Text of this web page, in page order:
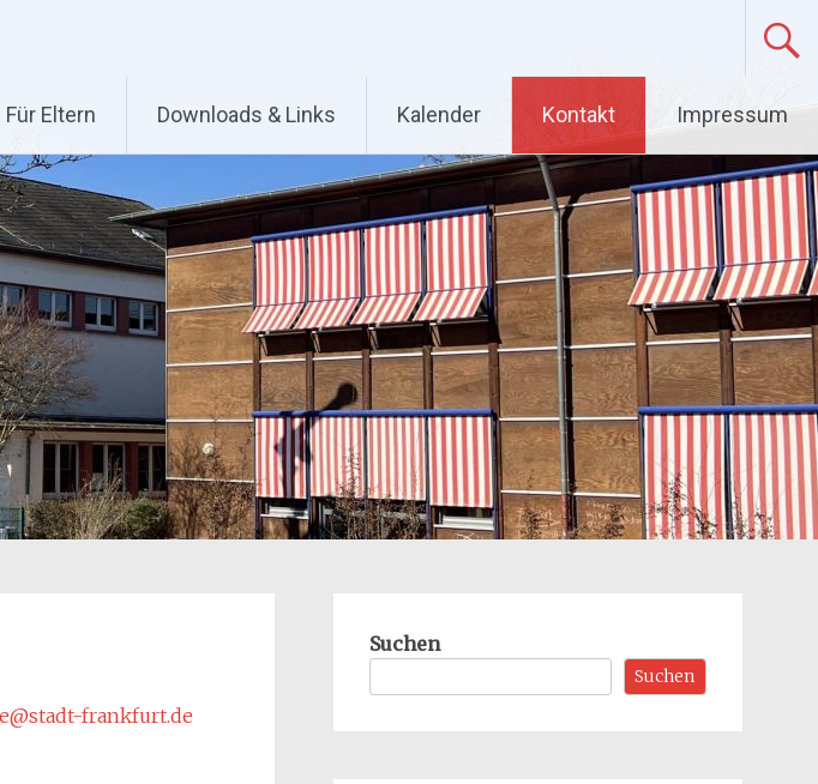
Für Eltern Downloads & Links Kalender Kontakt Impressum
frankfurt.de
Suchen
Suchen